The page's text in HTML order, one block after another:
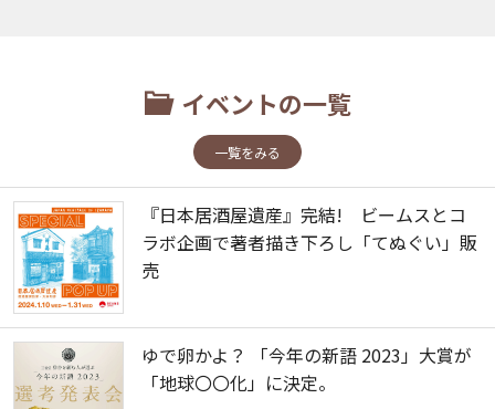
イベントの一覧
一覧をみる
『日本居酒屋遺産』完結! ビームスとコ
ラボ企画で著者描き下ろし「てぬぐい」販
売
ゆで卵かよ？ 「今年の新語 2023」大賞が
「地球〇〇化」に決定。